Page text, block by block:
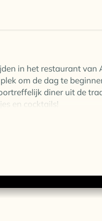
in het restaurant van
om de dag te
diner uit de
en cocktails!